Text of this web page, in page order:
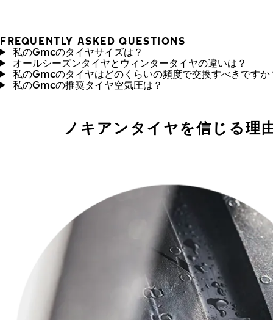
FREQUENTLY ASKED QUESTIONS
私のGmcのタイヤサイズは？
オールシーズンタイヤとウィンタータイヤの違いは？
私のGmcのタイヤはどのくらいの頻度で交換すべきですか
私のGmcの推奨タイヤ空気圧は？
ノキアンタイヤを信じる理